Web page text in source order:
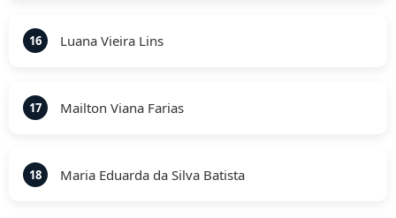
16 Luana Vieira Lins
17 Mailton Viana Farias
18 Maria Eduarda da Silva Batista